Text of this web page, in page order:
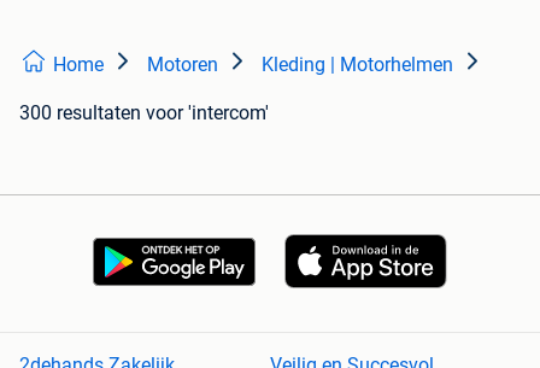
Home Motoren Kleding | Motorhelmen
300 resultaten voor 'intercom'